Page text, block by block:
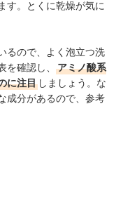
す。とくに乾燥が気に
るので、よく泡立つ洗
確認し、
アミノ酸系
に注目 しましょう。な
成分があるので、参考